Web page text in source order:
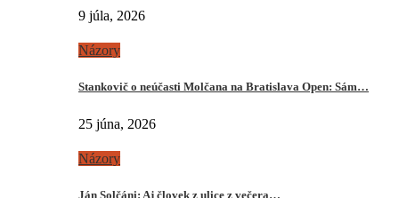
9 júla, 2026
Názory
Stankovič o neúčasti Molčana na Bratislava Open: Sám…
25 júna, 2026
Názory
Ján Solčáni: Aj človek z ulice z večera…